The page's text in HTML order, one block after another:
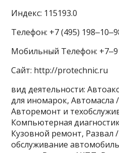
Индекс: 115193.0
Телефон: +7 (495)
Мобильный Телефон:
Сайт: http://protechnic.ru
вид деятельности:
для иномарок, Автомасла
Авторемонт и
Компьютерная
Кузовной ремонт,
обслуживание